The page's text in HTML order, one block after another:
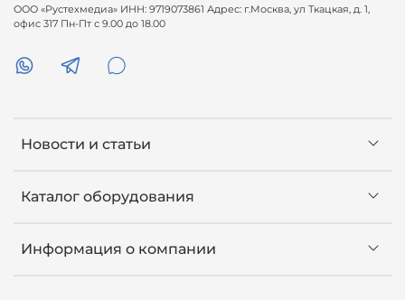
Новости и статьи
Каталог оборудования
Информация о компании
ООО «Рустехмедиа» ИНН: 9719073861 Адрес: г.Москва, ул Ткацкая, д. 1,
офис 317 Пн-Пт с 9.00 до 18.00